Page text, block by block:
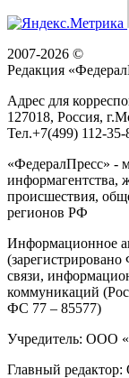
2007-2026 ©
Редакция «
Адрес для
127018, Россия, г.
Тел.+7(499) 112-35-
«ФедералПресс» -
информагентства,
происшествия,
регионов РФ
Информационное
связи,
коммуникаций
ФС 77 – 85577)
Учредитель: ООО
Главный редактор: